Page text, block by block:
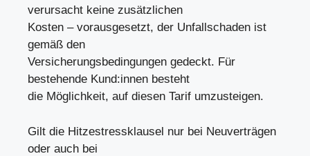
verursacht keine zusätzlichen
Kosten – vorausgesetzt, der Unfallschaden ist
gemäß den
Versicherungsbedingungen gedeckt. Für
bestehende Kund:innen besteht
die Möglichkeit, auf diesen Tarif umzusteigen.
Gilt die Hitzestressklausel nur bei Neuverträgen
oder auch bei